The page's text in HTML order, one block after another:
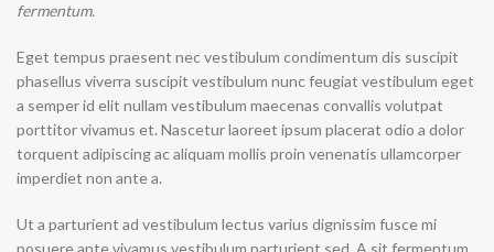
fermentum.
Eget tempus praesent nec vestibulum condimentum dis suscipit
phasellus viverra suscipit vestibulum nunc feugiat vestibulum eget
a semper id elit nullam vestibulum maecenas convallis volutpat
porttitor vivamus et. Nascetur laoreet ipsum placerat odio a dolor
torquent adipiscing ac aliquam mollis proin venenatis ullamcorper
imperdiet non ante a.
Ut a parturient ad vestibulum lectus varius dignissim fusce mi